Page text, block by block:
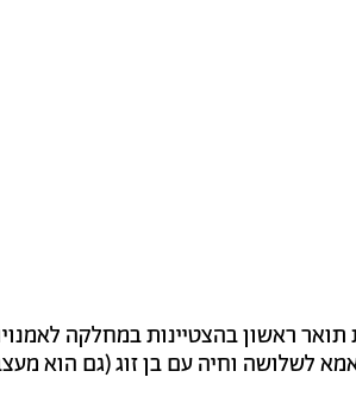
תואר ראשון בהצטיינות במחלקה
לשלושה וחיה עם בן זוג (גם הוא